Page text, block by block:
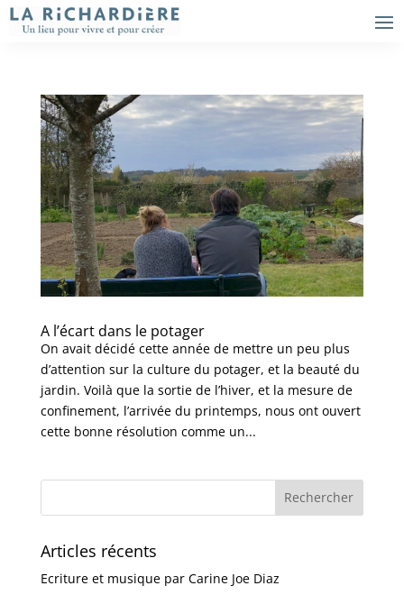
A l’écart dans le potager
On avait décidé cette année de mettre un peu plus
d’attention sur la culture du potager, et la beauté du
jardin. Voilà que la sortie de l’hiver, et la mesure de
confinement, l’arrivée du printemps, nous ont ouvert
cette bonne résolution comme un...
Articles récents
Ecriture et musique par Carine Joe Diaz